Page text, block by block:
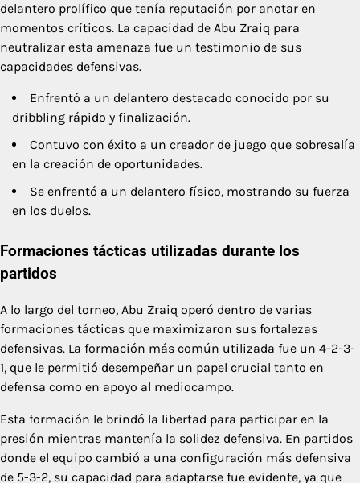
delantero prolífico que tenía reputación por anotar en
momentos críticos. La capacidad de Abu Zraiq para
neutralizar esta amenaza fue un testimonio de sus
capacidades defensivas.
Enfrentó a un delantero destacado conocido por su
dribbling rápido y finalización.
Contuvo con éxito a un creador de juego que sobresalía
en la creación de oportunidades.
Se enfrentó a un delantero físico, mostrando su fuerza
en los duelos.
Formaciones tácticas utilizadas durante los
partidos
A lo largo del torneo, Abu Zraiq operó dentro de varias
formaciones tácticas que maximizaron sus fortalezas
defensivas. La formación más común utilizada fue un 4-2-3-
1, que le permitió desempeñar un papel crucial tanto en
defensa como en apoyo al mediocampo.
Esta formación le brindó la libertad para participar en la
presión mientras mantenía la solidez defensiva. En partidos
donde el equipo cambió a una configuración más defensiva
de 5-3-2, su capacidad para adaptarse fue evidente, ya que